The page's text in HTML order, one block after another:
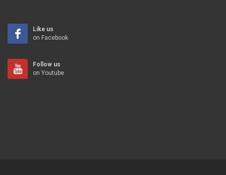
Like us
on Facebook
Follow us
on Youtube